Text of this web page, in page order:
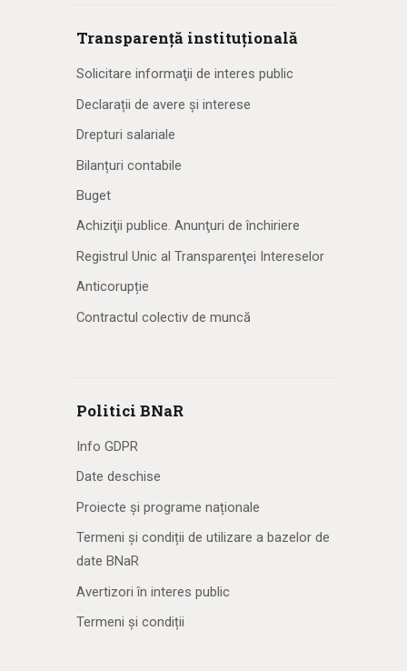
Transparență instituțională
Solicitare informaţii de interes public
Declarații de avere și interese
Drepturi salariale
Bilanțuri contabile
Buget
Achiziţii publice. Anunţuri de închiriere
Registrul Unic al Transparenţei Intereselor
Anticorupție
Contractul colectiv de muncă
Politici BNaR
Info GDPR
Date deschise
Proiecte și programe naționale
Termeni și condiții de utilizare a bazelor de
date BNaR
Avertizori în interes public
Termeni și condiții